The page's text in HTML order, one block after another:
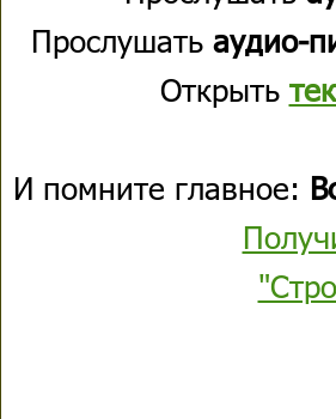
Прослушать аудио-
Открыть
И помните главное: